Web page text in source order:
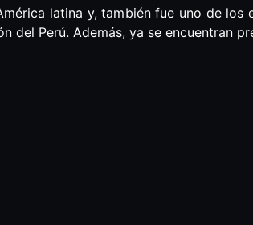
latina y, también fue uno de
del Perú. Además, ya se encuentran